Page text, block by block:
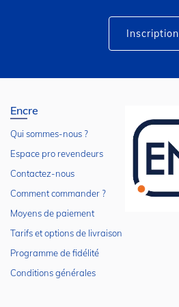
Inscription
Encre
Qui sommes-nous ?
Espace pro revendeurs
Contactez-nous
Comment commander ?
Moyens de paiement
Tarifs et options de livraison
Programme de fidélité
Conditions générales